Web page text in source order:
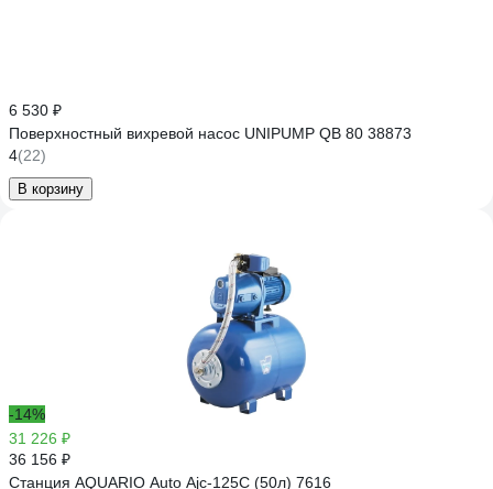
6 530 ₽
Поверхностный вихревой насос UNIPUMP QB 80 38873
4(22)
В корзину
-14%
31 226 ₽
36 156 ₽
Станция AQUARIO Auto Ajc-125C (50л) 7616